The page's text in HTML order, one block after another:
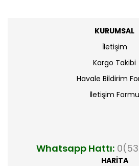
KURUMSAL
İletişim
Kargo Takibi
Havale Bildirim
İletişim Formu
Whatsapp Hattı:
HARİTA